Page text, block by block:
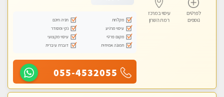
לפרטים
נוספים
עיסוי במרכז
רמת השרון
מקלחת
חניה חינם
עיסוי מרגיע
נקי ומסודר
מקום פרטי
עיסוי מקצועי
תמונה אמיתית
דוברת עיברית
055-4532055